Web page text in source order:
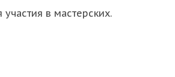
в мастерских.